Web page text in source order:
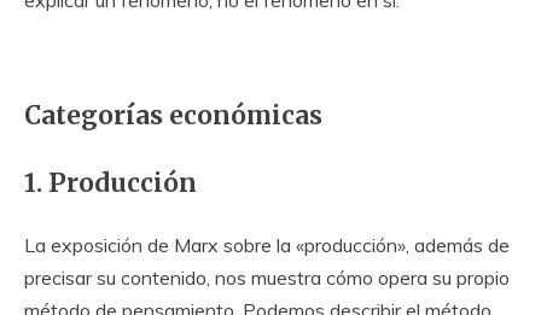
Categorías económicas
1. Producción
La exposición de Marx sobre la «producción», además de
precisar su contenido, nos muestra cómo opera su propio